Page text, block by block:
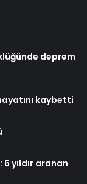
deprem
kaybetti
yıldır aranan